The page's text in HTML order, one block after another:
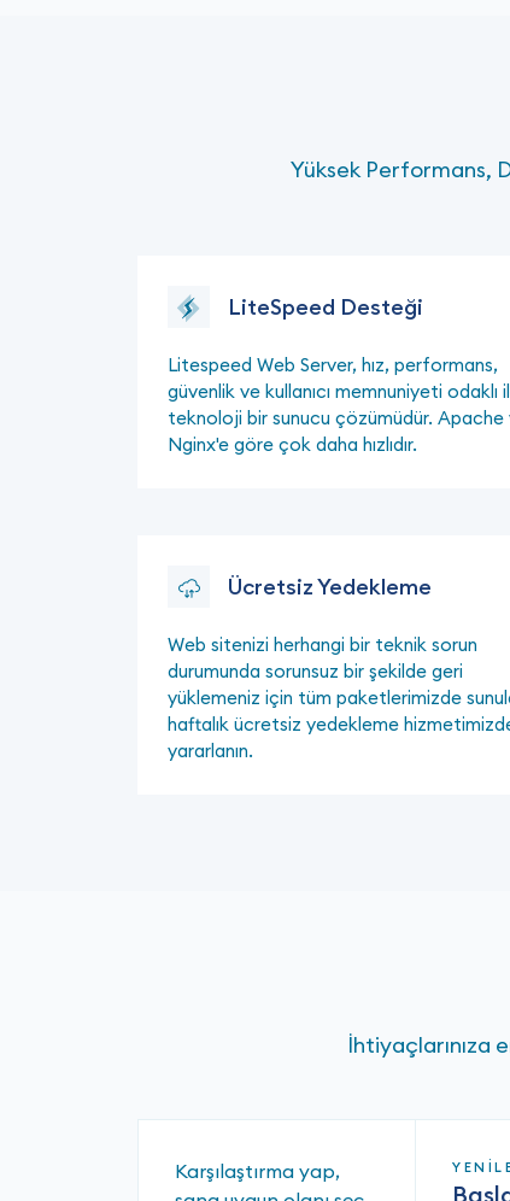
Yüksek Performans,
LiteSpeed Desteği
Litespeed Web Server, hız, performans,
güvenlik ve kullanıcı memnuniyeti odaklı
teknoloji bir sunucu çözümüdür. Apache
Nginx'e göre çok daha hızlıdır.
Ücretsiz Yedekleme
Web sitenizi herhangi bir teknik sorun
durumunda sorunsuz bir şekilde geri
yüklemeniz için tüm paketlerimizde
haftalık ücretsiz yedekleme
yararlanın.
İhtiyaçlarınıza
Karşılaştırma yap,